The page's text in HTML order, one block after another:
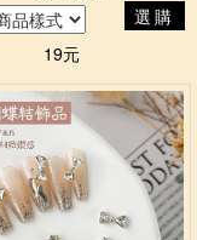
選購
19元